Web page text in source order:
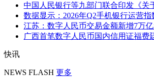
中国人民银行等九部门联合印发《关
数据显示：2026年Q2手机银行运营
江苏：数字人民币交易金额新增7万
广西首笔数字人民币国内信用证福费
快讯
NEWS FLASH 更多